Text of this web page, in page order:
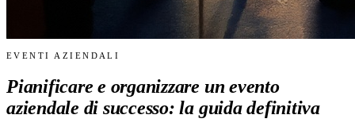
EVENTI AZIENDALI
Pianificare e organizzare un evento
aziendale di successo: la guida definitiva